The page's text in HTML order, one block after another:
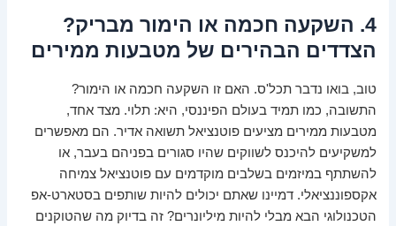
4. השקעה חכמה או הימור מבריק?
הצדדים הבהירים של מטבעות ממירים
טוב, בואו נדבר תכל'ס. האם זו השקעה חכמה או הימור?
התשובה, כמו תמיד בעולם הפיננסי, היא: תלוי. מצד אחד,
מטבעות ממירים מציעים פוטנציאל תשואה אדיר. הם מאפשרים
למשקיעים להיכנס לשווקים שהיו סגורים בפניהם בעבר, או
להשתתף במיזמים בשלבים מוקדמים עם פוטנציאל צמיחה
אקספוננציאלי. דמיינו שאתם יכולים להיות שותפים בסטארט-אפ
הטכנולוגי הבא מבלי להיות מיליונרים? זה בדיוק מה שהטוקנים